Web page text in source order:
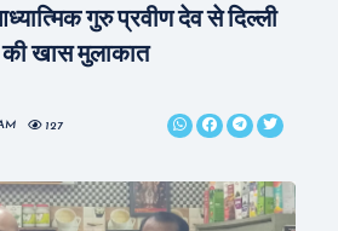
गुरु प्रवीण देव से दिल्ली
की खास मुलाकात
127